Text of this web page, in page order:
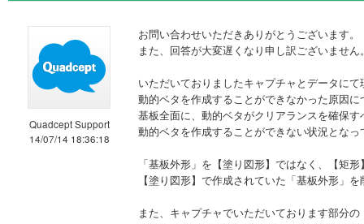
Quadcept Support
14/07/14 18:36:18
お問い合わせいただきありがとうございます。
また、回答が大変遅くなり申し訳ございません
いただいておりましたキャプチャとデータに
動的ベタを作成することができなかった原因
基板全面に、動的ベタがクリアランスを確保
動的ベタを作成することができない状況とな
「基板外形」を【塗り図形】ではなく、【矩
【塗り図形】で作成されていた「基板外形」
また、キャプチャでいただいております部分